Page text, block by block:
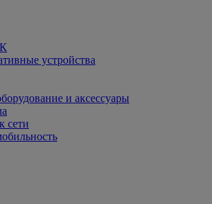
устройства
и аксессуары
сети